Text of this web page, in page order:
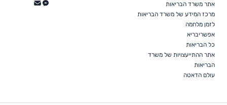
אתר משרד הבריאות
מרכז המידע של משרד הבריאות
לזמן מלחמה
אפשריבריא
כל הבריאות
אתר ההתייעצויות של משרד
הבריאות
עולם הדאטה